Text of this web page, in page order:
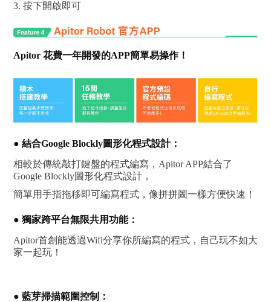
3. 按下開啟即可
Apitor 花費一年開發的APP簡單易操作！
● 結合Google Blockly圖形化程式設計：
相較於傳統敲打鍵盤的程式編寫，Apitor APP結合了
Google Blockly圖形化程式設計，
簡單用手指拖移即可編寫程式，像拼拼圖一樣方便快速！
● 獨家跨平台無限共用功能：
Apitor首創能透過Wifi分享你所編寫的程式，自己玩不如大
家一起玩！
● 藍芽掃描範圍控制：